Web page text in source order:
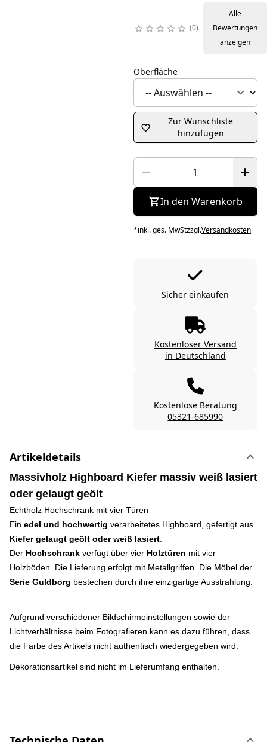
0
Alle
Bewertungen
anzeigen
Oberfläche
Zur Wunschliste
hinzufügen
In den Warenkorb
*inkl. ges. MwStzzgl.Versandkosten
Sicher einkaufen
Kostenloser Versand
in Deutschland
Kostenlose Beratung
05321-685990
Artikeldetails
Massivholz Highboard Kiefer massiv weiß lasiert
oder gelaugt geölt
Echtholz Hochschrank mit vier Türen
Ein edel und hochwertig verarbeitetes Highboard, gefertigt aus
Kiefer gelaugt geölt oder weiß lasiert
Der Hochschrank verfügt über vier Holztüren mit vier
Holzböden. Die Lieferung erfolgt mit Metallgriffen. Die Möbel der
Serie Guldborg bestechen durch ihre einzigartige Ausstrahlung.
Aufgrund verschiedener Bildschirmeinstellungen sowie der
Lichtverhältnisse beim Fotografieren kann es dazu führen, dass
die Farbe des Artikels nicht authentisch wiedergegeben wird.
Dekorationsartikel sind nicht im Lieferumfang enthalten.